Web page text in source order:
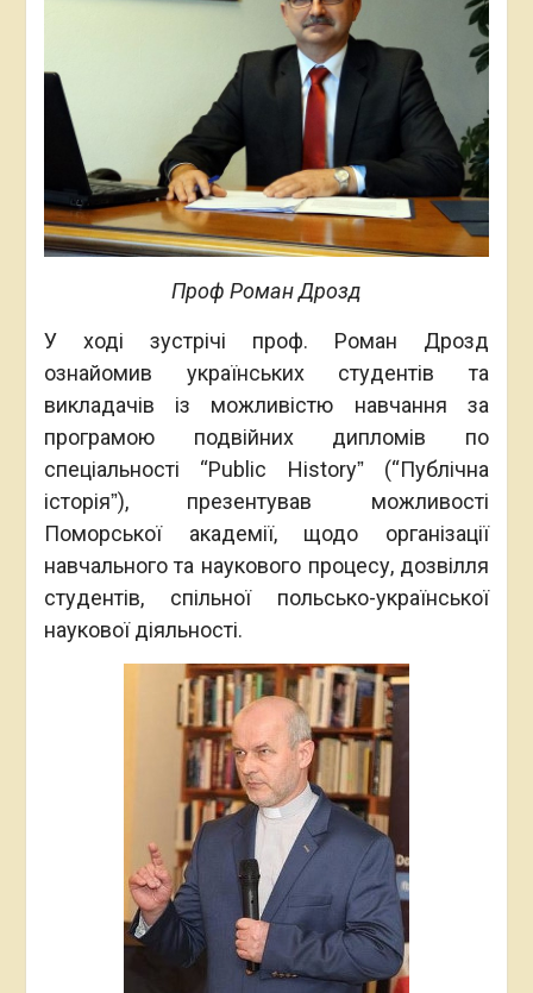
Проф Роман Дрозд
У ході зустрічі проф. Роман Дрозд
ознайомив українських студентів та
викладачів із можливістю навчання за
програмою подвійних дипломів по
спеціальності “Public Historyˮ (“Публічна
історіяˮ), презентував можливості
Поморської академії, щодо організації
навчального та наукового процесу, дозвілля
студентів, спільної польсько-української
наукової діяльності.